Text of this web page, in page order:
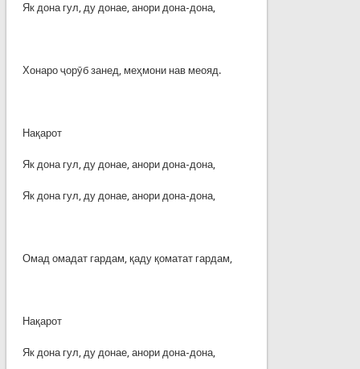
Як дона гул, ду донае, анори дона-дона,
Хонаро ҷорӯб занед, меҳмони нав меояд.
Нақарот
Як дона гул, ду донае, анори дона-дона,
Як дона гул, ду донае, анори дона-дона,
Омад омадат гардам, қаду қоматат гардам,
Нақарот
Як дона гул, ду донае, анори дона-дона,